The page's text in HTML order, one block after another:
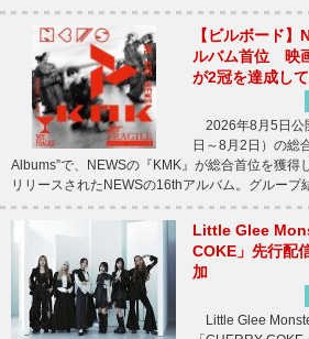
【ビルボード
ルバム首位 映
が2冠を達成し
2026年8月5日公
日～8月2日）の総
Albums”で、NEWSの『KMK』が総合首位を獲
リリースされたNEWSの16thアルバム。グループ
Little Glee
COKE」先行配
加
Little Glee